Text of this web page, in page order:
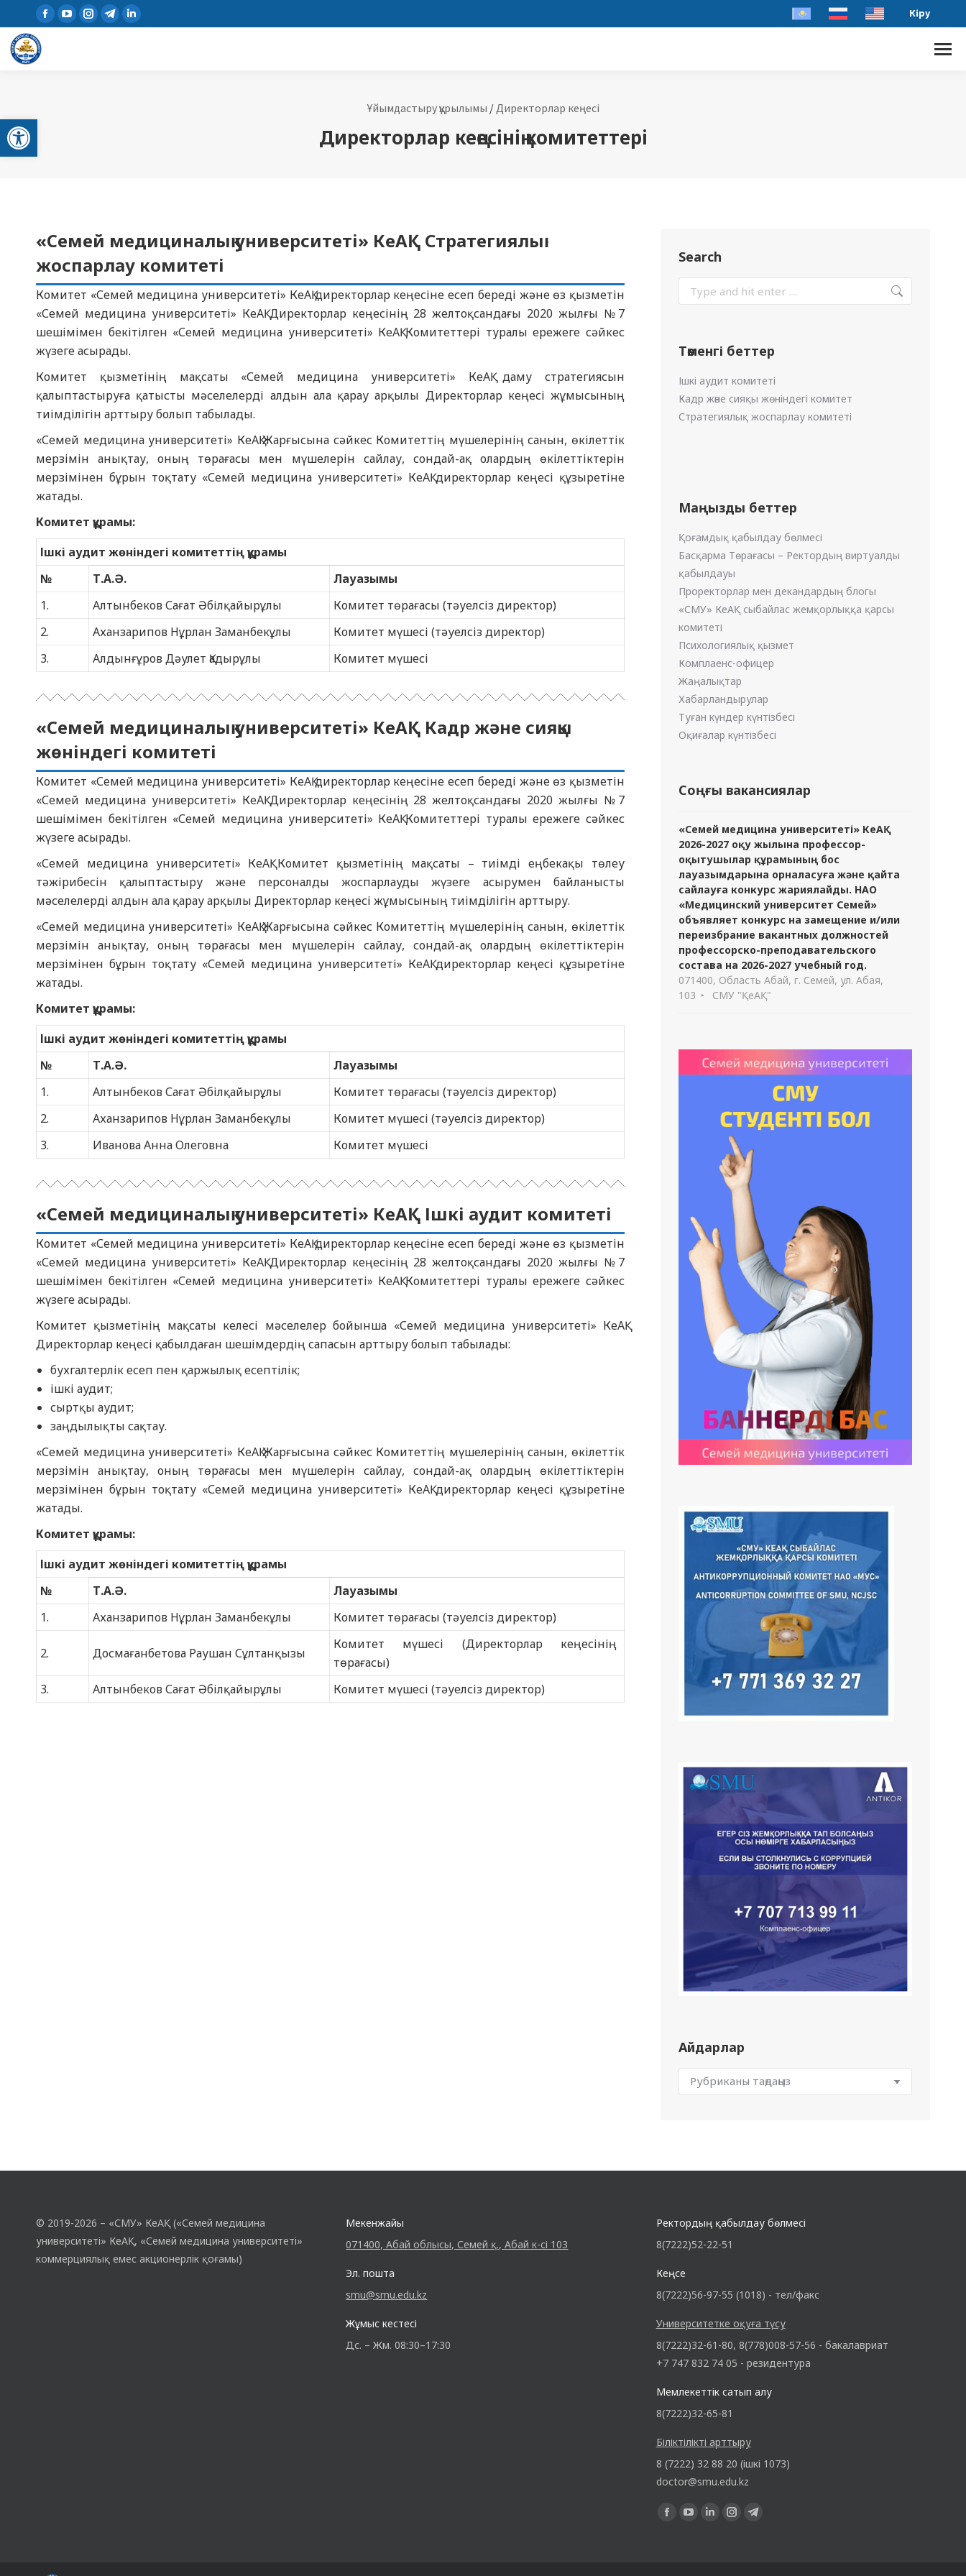
Open toolbar
Кіру
Ұйымдастыру құрылымы /Директорлар кеңесі
Директорлар кеңесінің комитеттері
«Cемей медициналық университеті» КеАҚ Стратегиялық
жоспарлау комитеті
Комитет «Семей медицина университеті» КеАҚ директорлар кеңесіне есеп береді және өз қызметін
«Семей медицина университеті» КеАҚ Директорлар кеңесінің 28 желтоқсандағы 2020 жылғы №7
шешімімен бекітілген «Семей медицина университеті» КеАҚ Комитеттері туралы ережеге сәйкес
жүзеге асырады.
Комитет қызметінің мақсаты «Семей медицина университеті» КеАҚ даму стратегиясын
қалыптастыруға қатысты мәселелерді алдын ала қарау арқылы Директорлар кеңесі жұмысының
тиімділігін арттыру болып табылады.
«Семей медицина университеті» КеАҚ Жарғысына сәйкес Комитеттің мүшелерінің санын, өкілеттік
мерзімін анықтау, оның төрағасы мен мүшелерін сайлау, сондай-ақ олардың өкілеттіктерін
мерзімінен бұрын тоқтату «Семей медицина университеті» КеАҚ директорлар кеңесі құзыретіне
жатады.
Комитет құрамы:
Ішкі аудит жөніндегі комитеттің құрамы
№
Т.А.Ә.
Лауазымы
1.
Алтынбеков Сағат Әбілқайырұлы
Комитет төрағасы (тәуелсіз директор)
2.
Аханзарипов Нұрлан Заманбекұлы
Комитет мүшесі (тәуелсіз директор)
3.
Алдынғұров Дәулет Қадырұлы Комитет мүшесі
«Cемей медициналық университеті» КеАҚ Кадр және сияқы
жөніндегі комитеті
Комитет «Семей медицина университеті» КеАҚ директорлар кеңесіне есеп береді және өз қызметін
«Семей медицина университеті» КеАҚ Директорлар кеңесінің 28 желтоқсандағы 2020 жылғы №7
шешімімен бекітілген «Семей медицина университеті» КеАҚ Комитеттері туралы ережеге сәйкес
жүзеге асырады.
«Семей медицина университеті» КеАҚ Комитет қызметінің мақсаты – тиімді еңбекақы төлеу
тәжірибесін қалыптастыру және персоналды жоспарлауды жүзеге асырумен байланысты
мәселелерді алдын ала қарау арқылы Директорлар кеңесі жұмысының тиімділігін арттыру.
«Семей медицина университеті» КеАҚ Жарғысына сәйкес Комитеттің мүшелерінің санын, өкілеттік
мерзімін анықтау, оның төрағасы мен мүшелерін сайлау, сондай-ақ олардың өкілеттіктерін
мерзімінен бұрын тоқтату «Семей медицина университеті» КеАҚ директорлар кеңесі құзыретіне
жатады.
Комитет құрамы:
Ішкі аудит жөніндегі комитеттің құрамы
№
Т.А.Ә.
Лауазымы
1.
Алтынбеков Сағат Әбілқайырұлы
Комитет төрағасы (тәуелсіз директор)
2.
Аханзарипов Нұрлан Заманбекұлы
Комитет мүшесі (тәуелсіз директор)
3.
Иванова Анна Олеговна Комитет мүшесі
«Cемей медициналық университеті» КеАҚ Ішкі аудит комитеті
Комитет «Семей медицина университеті» КеАҚ директорлар кеңесіне есеп береді және өз қызметін
«Семей медицина университеті» КеАҚ Директорлар кеңесінің 28 желтоқсандағы 2020 жылғы №7
шешімімен бекітілген «Семей медицина университеті» КеАҚ Комитеттері туралы ережеге сәйкес
жүзеге асырады.
Комитет қызметінің мақсаты келесі мәселелер бойынша «Семей медицина университеті» КеАҚ
Директорлар кеңесі қабылдаған шешімдердің сапасын арттыру болып табылады:
бухгалтерлік есеп пен қаржылық есептілік;
ішкі аудит;
сыртқы аудит;
заңдылықты сақтау.
«Семей медицина университеті» КеАҚ Жарғысына сәйкес Комитеттің мүшелерінің санын, өкілеттік
мерзімін анықтау, оның төрағасы мен мүшелерін сайлау, сондай-ақ олардың өкілеттіктерін
мерзімінен бұрын тоқтату «Семей медицина университеті» КеАҚ директорлар кеңесі құзыретіне
жатады.
Комитет құрамы:
Ішкі аудит жөніндегі комитеттің құрамы
№
Т.А.Ә.
Лауазымы
1.
Аханзарипов Нұрлан Заманбекұлы Комитет төрағасы (тәуелсіз директор)
2. Досмағанбетова Раушан Сұлтанқызы
Комитет мүшесі (Директорлар кеңесінің
төрағасы)
3.
Алтынбеков Сағат Әбілқайырұлы Комитет мүшесі (тәуелсіз директор)
Search
Төменгі беттер
Ішкі аудит комитеті
Кадр және сияқы жөніндегі комитет
Стратегиялық жоспарлау комитеті
Маңызды беттер
Қоғамдық қабылдау бөлмесі
Басқарма Төрағасы – Ректордың виртуалды
қабылдауы
Проректорлар мен декандардың блогы
«СМУ» КеАҚ сыбайлас жемқорлыққа қарсы
комитеті
Психологиялық қызмет
Комплаенс-офицер
Жаңалықтар
Хабарландырулар
Туған күндер күнтізбесі
Оқиғалар күнтізбесі
Соңғы вакансиялар
«Семей медицина университеті» КеАҚ
2026-2027 оқу жылына профессор-
оқытушылар құрамының бос
лауазымдарына орналасуға және қайта
сайлауға конкурс жариялайды. НАО
«Медицинский университет Семей»
объявляет конкурс на замещение и/или
переизбрание вакантных должностей
профессорско-преподавательского
состава на 2026-2027 учебный год.
071400, Область Абай, г. Семей, ул. Абая,
103
СМУ "ҚеАҚ"
Айдарлар
© 2019-2026 – «СМУ» КеАҚ («Семей медицина
университеті» КеАҚ, «Семей медицина университеті»
коммерциялық емес акционерлік қоғамы)
Мекенжайы
071400, Абай облысы, Семей қ., Абай к-сі 103
Эл. пошта
smu@smu.edu.kz
Жұмыс кестесі
Дс. – Жм. 08:30–17:30
Ректордың қабылдау бөлмесі
8(7222)52-22-51
Кеңсе
8(7222)56-97-55 (1018) - тел/факс
Университетке оқуға түсу
8(7222)32-61-80, 8(778)008-57-56 - бакалавриат
+7 747 832 74 05 - резидентура
Мемлекеттік сатып алу
8(7222)32-65-81
Біліктілікті арттыру
8 (7222) 32 88 20 (ішкі 1073)
doctor@smu.edu.kz
Find us on: